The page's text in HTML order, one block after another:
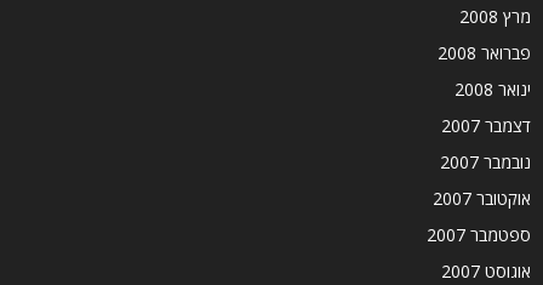
מרץ 2008
פברואר 2008
ינואר 2008
דצמבר 2007
נובמבר 2007
אוקטובר 2007
ספטמבר 2007
אוגוסט 2007